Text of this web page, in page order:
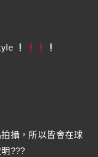
攝，所以皆會在球
???